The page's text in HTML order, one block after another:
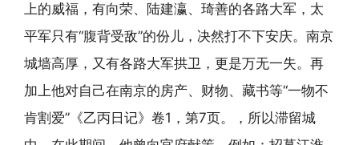
上的威福，有向荣、陆建瀛、琦善的各路大军，太
平军只有“腹背受敌”的份儿，决然打不下安庆。南京
城墙高厚，又有各路大军拱卫，更是万无一失。再
加上他对自己在南京的房产、财物、藏书等“一物不
肯割爱”《乙丙日记》卷1，第7页。，所以滞留城